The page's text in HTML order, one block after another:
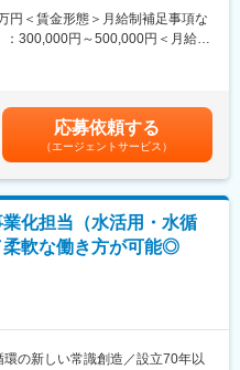
射性廃棄物処分場、一般土木分野
るインフラの長期寿命化が期待
の実現に向け、老朽化が進むイ
期寿命化による、より持続可能
）当社開発のコンクリーション
修復効果化をもつコンクリーシ
教授との共同開発品。
紹介。 英国科学誌
。名古屋大学主催 コンクリーシ
円＜賃金形態＞月給制補足事項な
：300,000円～500,000円＜月給＞
月給(月額)は固定手当を含めた表記
応募依頼する
（エージェントサービス）
業化担当（水活用・水循
柔軟な働き方が可能◎
環の新しい常識創造／設立70年以